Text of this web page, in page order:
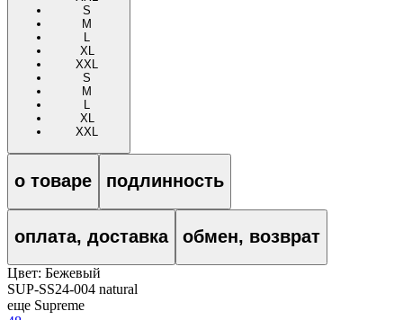
S
M
L
XL
XXL
S
M
L
XL
XXL
о товаре подлинность
оплата, доставка обмен, возврат
Цвет: Бежевый
SUP-SS24-004 natural
еще Supreme